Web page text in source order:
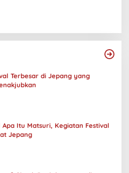
Terbesar di Jepang yang
Apa Itu Matsuri, Kegiatan Festival
Jepang